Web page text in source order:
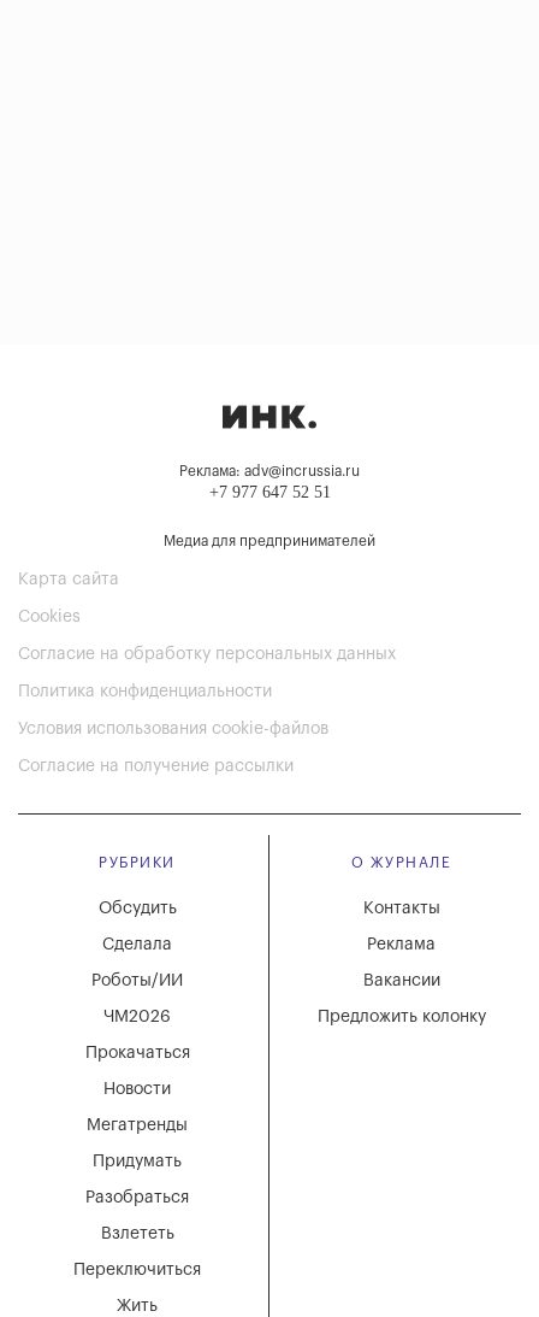
Реклама: adv@incrussia.ru
+7 977 647 52 51
Медиа для предпринимателей
Карта сайта
Cookies
Согласие на обработку персональных данных
Политика конфиденциальности
Условия использования cookie-файлов
Согласие на получение рассылки
РУБРИКИ
Мегатренды
Придумать
Разобраться
Взлететь
Новости
Переключиться
Жить
Обсудить
Сделала
Роботы/ИИ
ЧМ2026
Прокачаться
О ЖУРНАЛЕ
Вакансии
Реклама
Контакты
Предложить колонку